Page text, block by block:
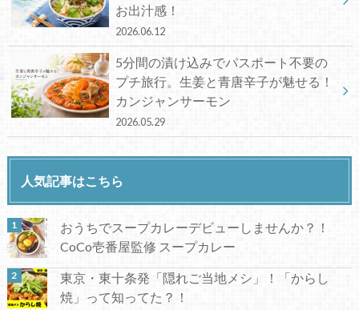
お出汁感！
2026.06.12
5分間の漬け込みでパスポート不要の
プチ旅行。生姜と青唐辛子が魅せる！
カンジャンサーモン
2026.05.29
人気記事はこちら
おうちでスープカレーデビューしませんか？！
CoCo壱番屋監修 スープカレー
東京・東十条発「隠れご当地メシ」！「からし
焼」って知ってた？！